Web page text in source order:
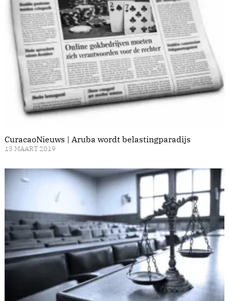
CuracaoNieuws | Aruba wordt belastingparadijs
13 MAART 2019